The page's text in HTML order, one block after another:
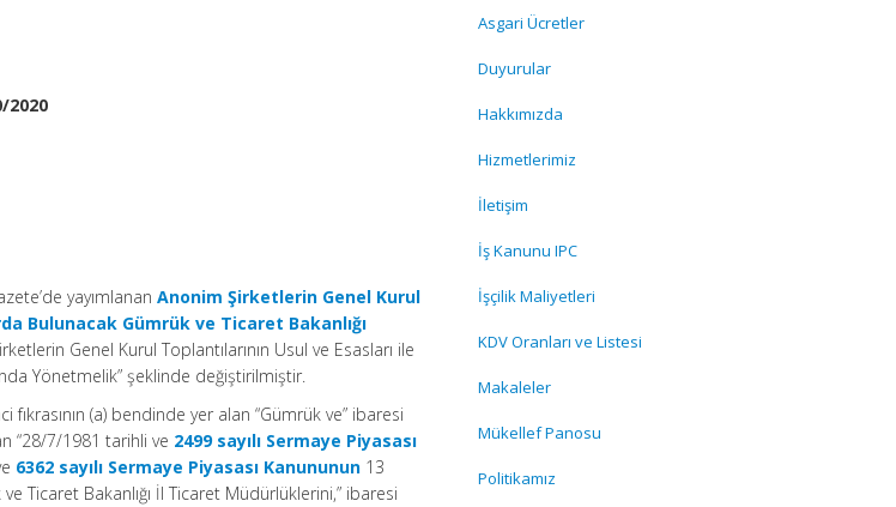
2020
yayımlananAnonim Şirketlerin Genel Kurul
Bulunacak Gümrük ve Ticaret Bakanlığı
Genel Kurul Toplantılarının Usul ve Esasları ile
Yönetmelik” şeklinde değiştirilmiştir.
(a) bendinde yer alan “Gümrük ve” ibaresi
“28/7/1981 tarihli ve 2499 sayılı Sermaye Piyasası
6362 sayılı Sermaye Piyasası Kanununun 13
Ticaret Bakanlığı İl Ticaret Müdürlüklerini,” ibaresi
Asgari Ücretler
Duyurular
Hakkımızda
Hizmetlerimiz
İletişim
İş Kanunu IPC
İşçilik Maliyetleri
KDV Oranları ve Listesi
Makaleler
Mükellef Panosu
Politikamız